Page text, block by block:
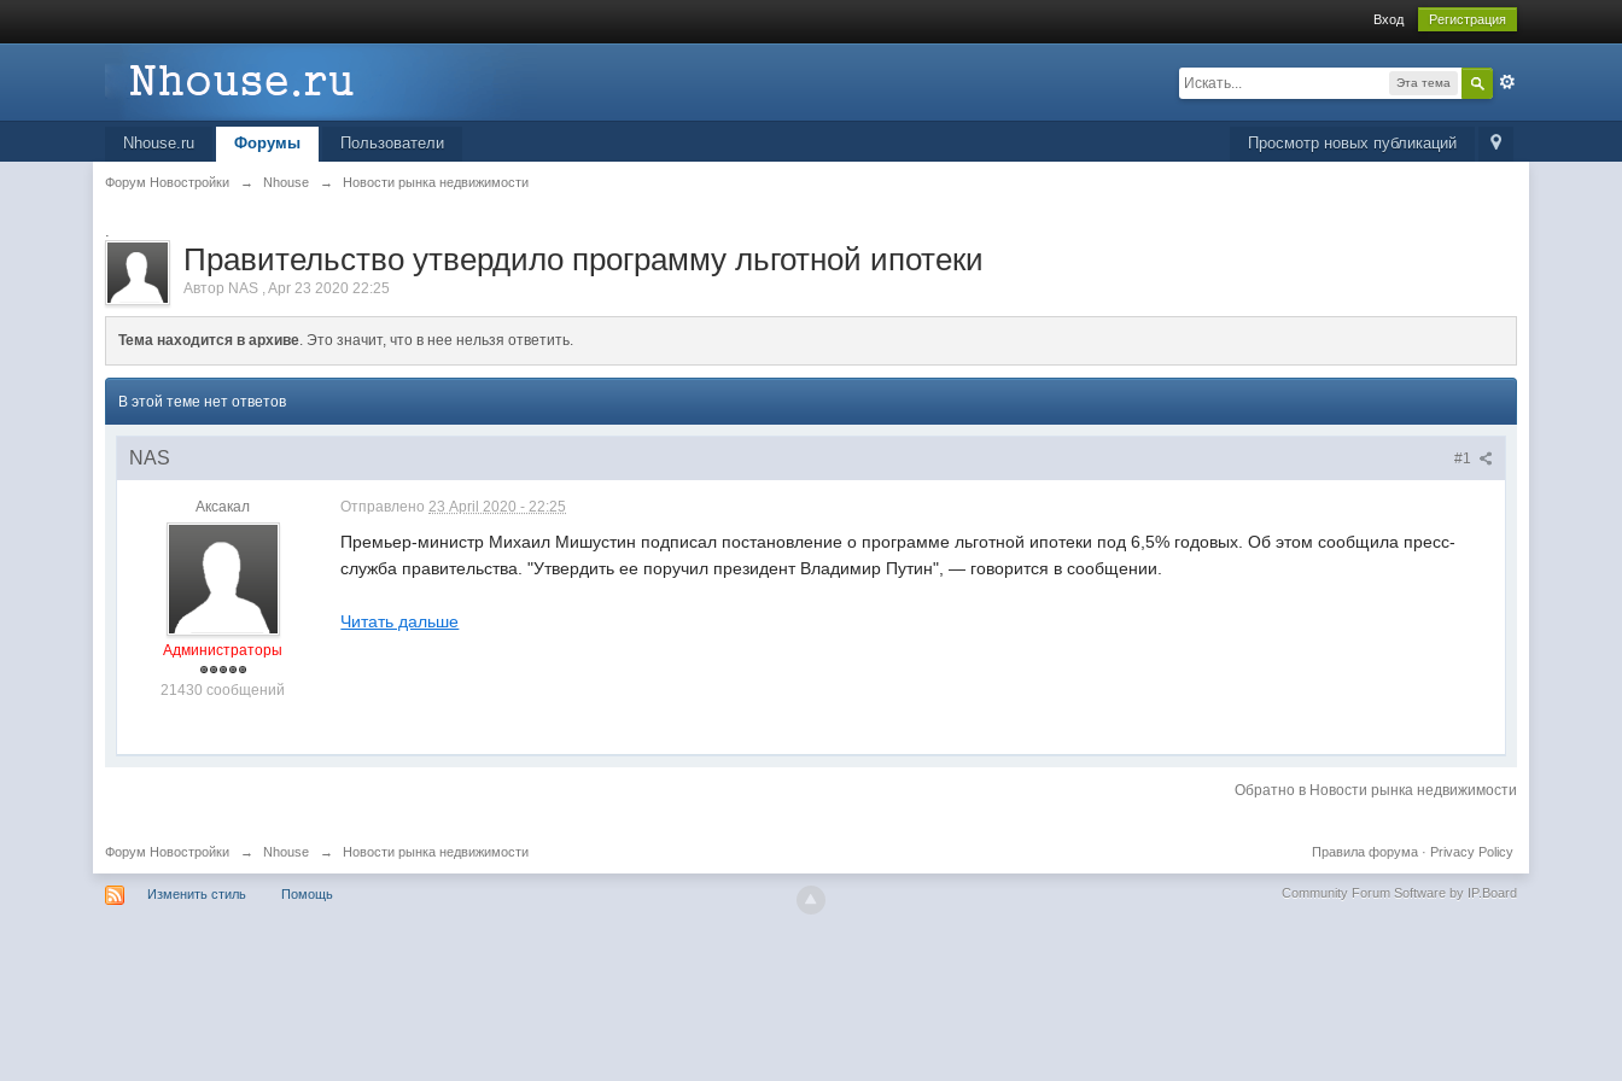
Вход Регистрация
Эта тема
Просмотр новых публикаций
Nhouse.ru Форумы Пользователи
Форум Новостройки → Nhouse → Новости рынка недвижимости
.
Правительство утвердило программу льготной ипотеки
Автор NAS ,Apr 23 2020 22:25
Тема находится в архиве. Это значит, что в нее нельзя ответить.
В этой теме нет ответов
#1
NAS
Аксакал
Администраторы
21430 сообщений
Отправлено23 April 2020 - 22:25
Премьер-министр Михаил Мишустин подписал постановление о программе льготной ипотеки под 6,5% годовых. Об этом сообщила пресс-
служба правительства. "Утвердить ее поручил президент Владимир Путин", — говорится в сообщении.
Читать дальше
Обратно в Новости рынка недвижимости
Форум Новостройки → Nhouse → Новости рынка недвижимости Privacy Policy
Правила форума·
Изменить стиль Помощь Community Forum Software by IP.Board